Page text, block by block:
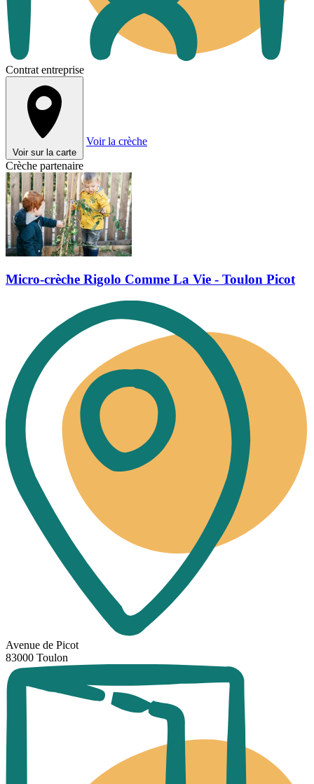
Contrat entreprise
Voir sur la carte
Voir la crèche
Crèche partenaire
Micro-crèche Rigolo Comme La Vie - Toulon Picot
Avenue de Picot
83000 Toulon